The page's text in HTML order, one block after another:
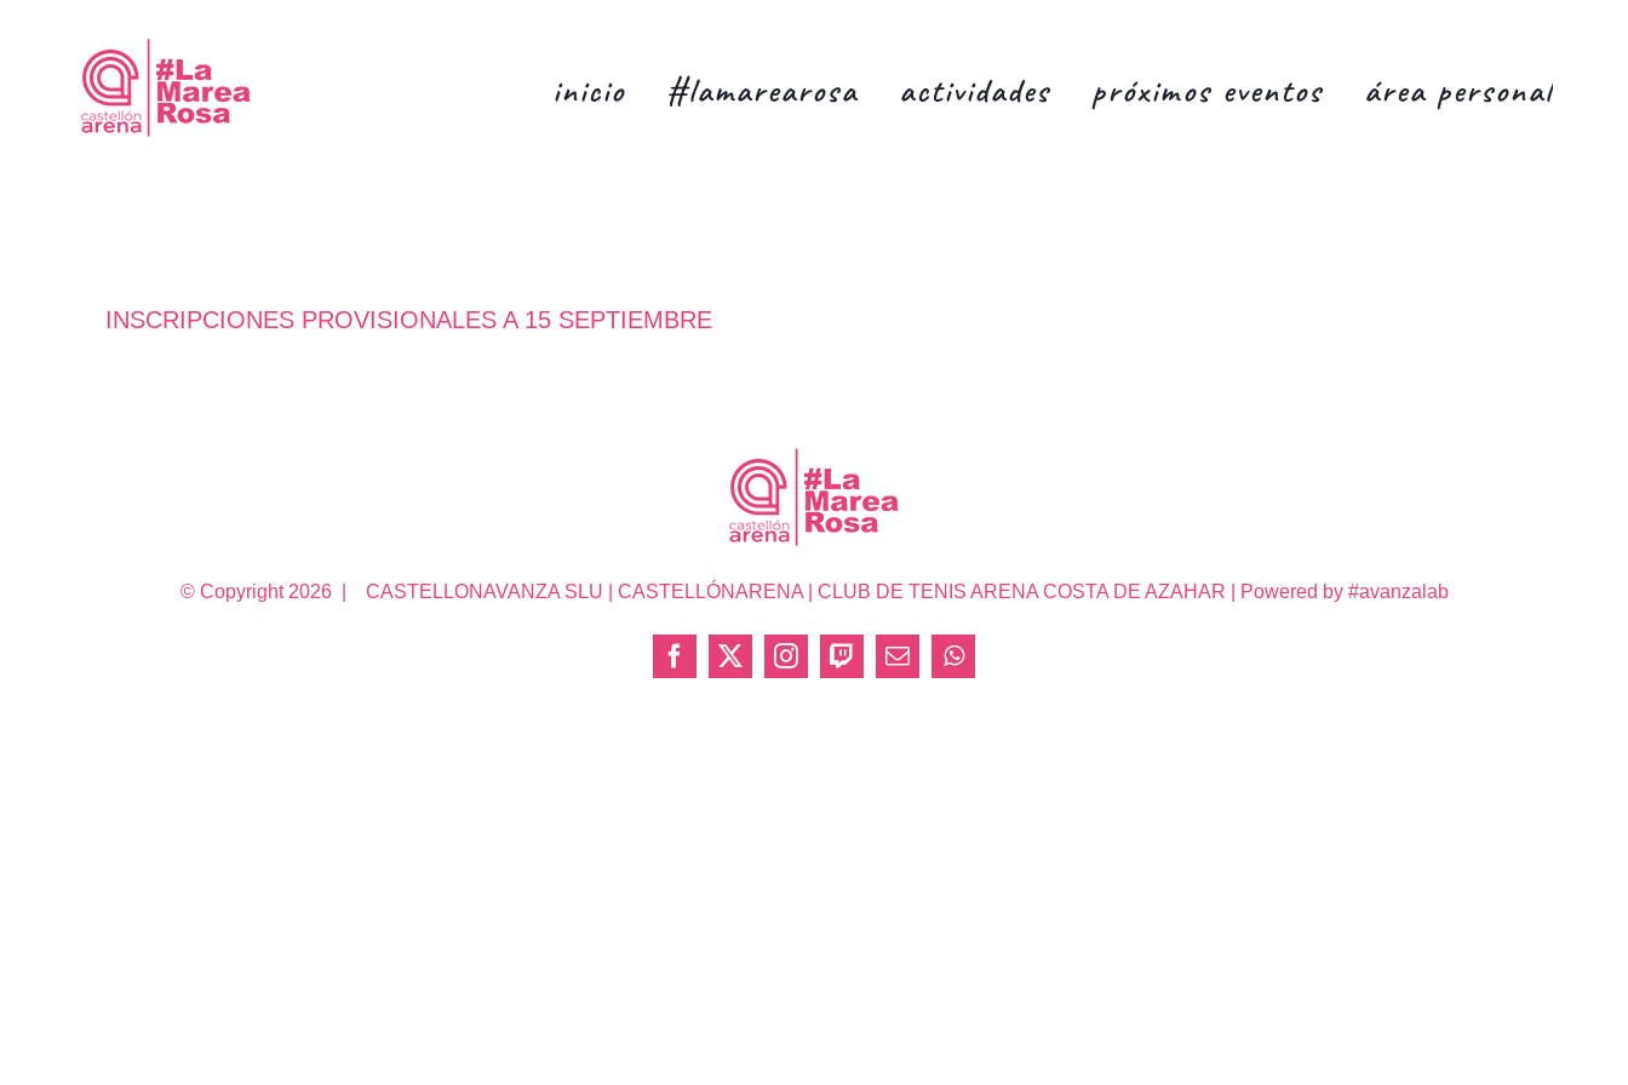
contenido
inicio #lamarearosa actividades próximos eventos área personal
INSCRIPCIONES PROVISIONALES A 15 SEPTIEMBRE
© Copyright 2026 | CASTELLONAVANZA SLU | CASTELLÓNARENA | CLUB DE TENIS ARENA COSTA DE AZAHAR | Powered by #avanzalab
Facebook
X InstagramTwitchCorreoWhatsApp